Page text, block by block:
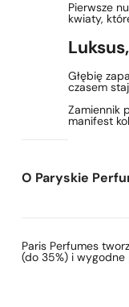
Pierwsze
kwiaty,
Głębię
czasem
Zamiennik
manifest
O Paryskie
Paris Perfumes
(do 35%) i wygodne